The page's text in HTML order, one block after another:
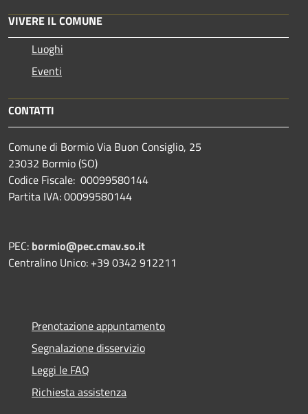
VIVERE IL COMUNE
Luoghi
Eventi
CONTATTI
Comune di Bormio Via Buon Consiglio, 25
23032 Bormio (SO)
Codice Fiscale: 00099580144
Partita IVA: 00099580144
PEC: bormio@pec.cmav.so.it
Centralino Unico: +39 0342 912211
Prenotazione appuntamento
Segnalazione disservizio
Leggi le FAQ
Richiesta assistenza